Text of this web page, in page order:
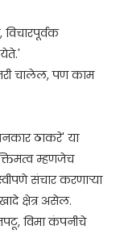
विचारपूर्वक
चालेल, पण काम
ठाकरे' या
म्हणजेच
संचार करणाऱ्या
क्षेत्र असेल.
विमा कंपनीचे